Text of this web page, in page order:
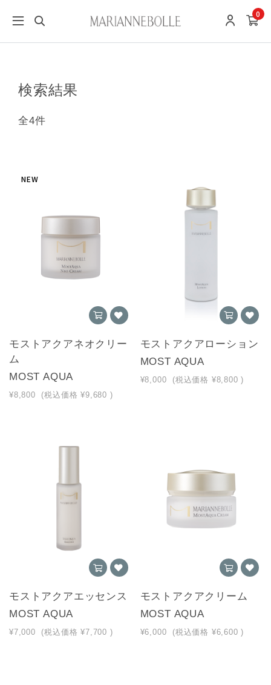
0
検索結果
全4件
NEW
モストアクアネオクリー
ム
MOST AQUA
¥8,800 (税込価格 ¥9,680 )
モストアクアローション
MOST AQUA
¥8,000 (税込価格 ¥8,800 )
モストアクアエッセンス
MOST AQUA
¥7,000 (税込価格 ¥7,700 )
モストアクアクリーム
MOST AQUA
¥6,000 (税込価格 ¥6,600 )